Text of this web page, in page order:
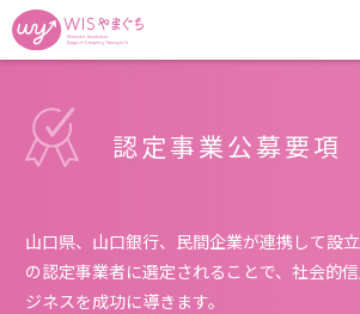
認定事業公募要項
山口県、山口銀行、民間企業が連携して設
の認定事業者に選定されることで、社会的
ジネスを成功に導きます。